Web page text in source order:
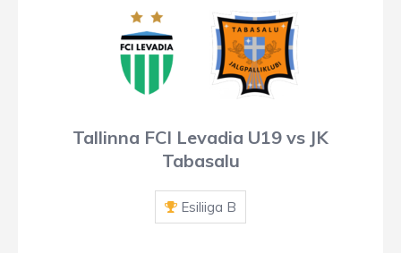
Tallinna FCI Levadia U19 vs JK
Tabasalu
Esiliiga B